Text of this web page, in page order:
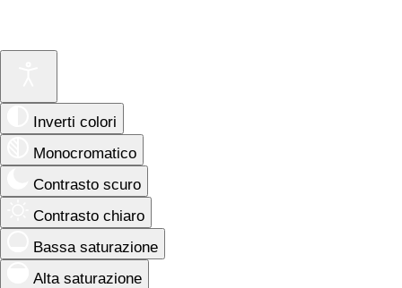
Inverti colori
Monocromatico
Contrasto scuro
Contrasto chiaro
Bassa saturazione
Alta saturazione